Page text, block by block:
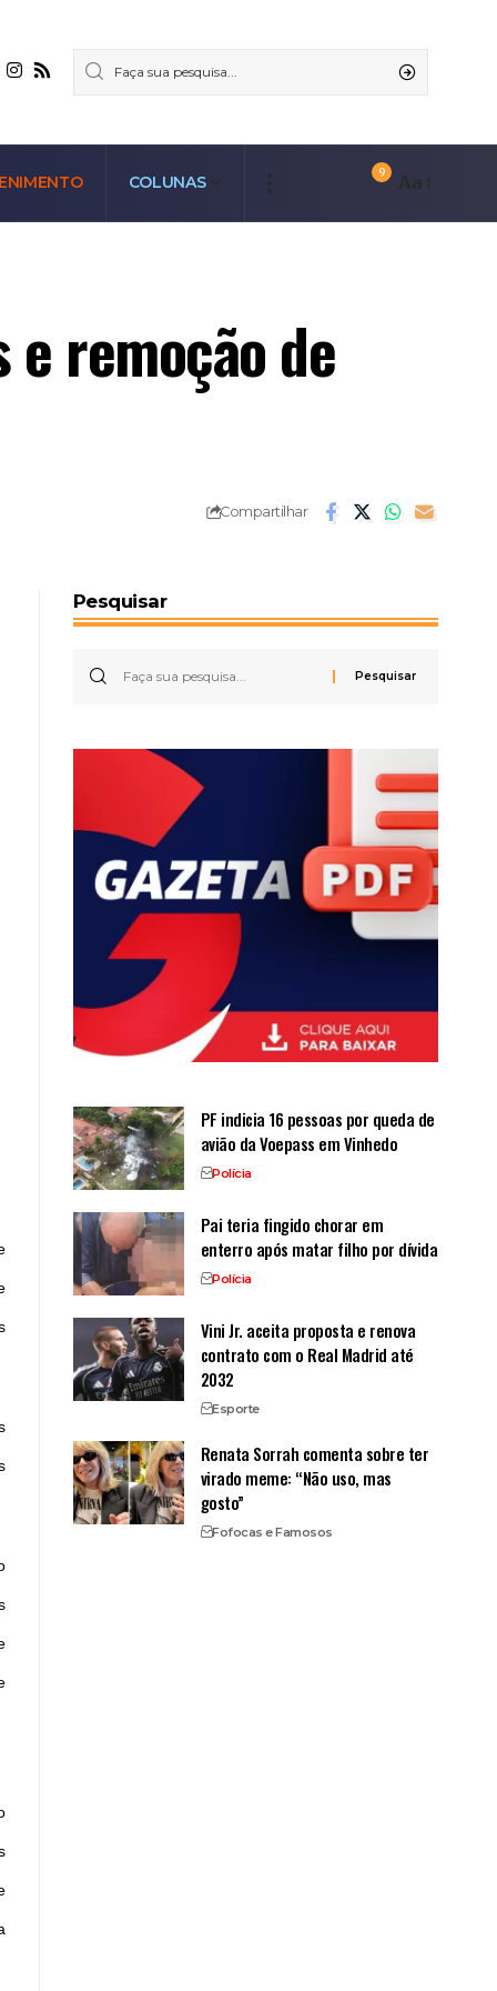
COLUNAS
9 Aa
e remoção de
Compartilhar
Pesquisar
PF indicia 16 pessoas por queda de
avião da Voepass em Vinhedo
Polícia
Pai teria fingido chorar em
enterro após matar filho por dívida
Polícia
Vini Jr. aceita proposta e renova
contrato com o Real Madrid até
2032
Esporte
Renata Sorrah comenta sobre ter
virado meme: “Não uso, mas
gosto”
Fofocas e Famosos